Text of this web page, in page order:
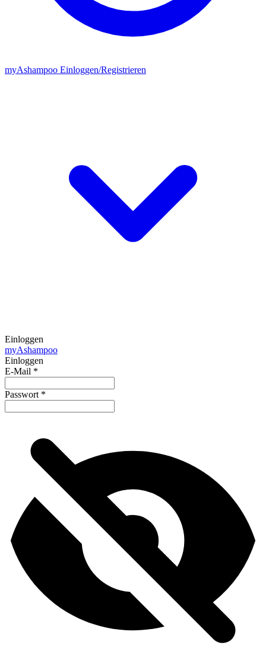
myAshampoo Einloggen/Registrieren
Einloggen
myAshampoo
Einloggen
E-Mail *
Passwort *